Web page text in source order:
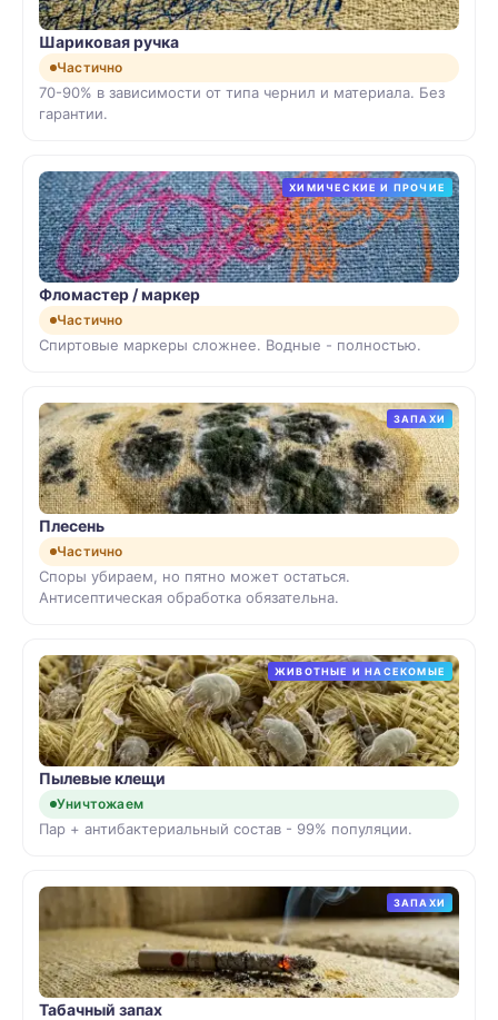
Шариковая ручка
Частично
70-90% в зависимости от типа чернил и материала. Без
гарантии.
ХИМИЧЕСКИЕ И ПРОЧИЕ
Фломастер / маркер
Частично
Спиртовые маркеры сложнее. Водные - полностью.
ЗАПАХИ
Плесень
Частично
Споры убираем, но пятно может остаться.
Антисептическая обработка обязательна.
ЖИВОТНЫЕ И НАСЕКОМЫЕ
Пылевые клещи
Уничтожаем
Пар + антибактериальный состав - 99% популяции.
ЗАПАХИ
Табачный запах